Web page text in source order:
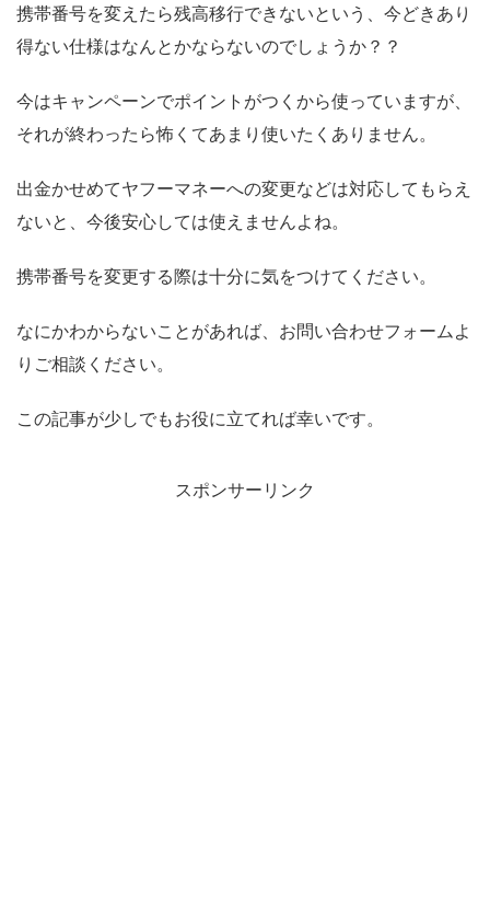
携帯番号を変えたら残高移行できないという、今どきあり
得ない仕様はなんとかならないのでしょうか？？
今はキャンペーンでポイントがつくから使っていますが、
それが終わったら怖くてあまり使いたくありません。
出金かせめてヤフーマネーへの変更などは対応してもらえ
ないと、今後安心しては使えませんよね。
携帯番号を変更する際は十分に気をつけてください。
なにかわからないことがあれば、お問い合わせフォームよ
りご相談ください。
この記事が少しでもお役に立てれば幸いです。
スポンサーリンク